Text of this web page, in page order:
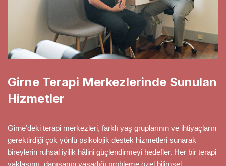
Girne Terapi Merkezlerinde Sunulan
Hizmetler
Girne’deki terapi merkezleri, farklı yaş gruplarının ve ihtiyaçların
gerektirdiği çok yönlü psikolojik destek hizmetleri sunarak
bireylerin ruhsal iyilik hâlini güçlendirmeyi hedefler. Her bir terapi